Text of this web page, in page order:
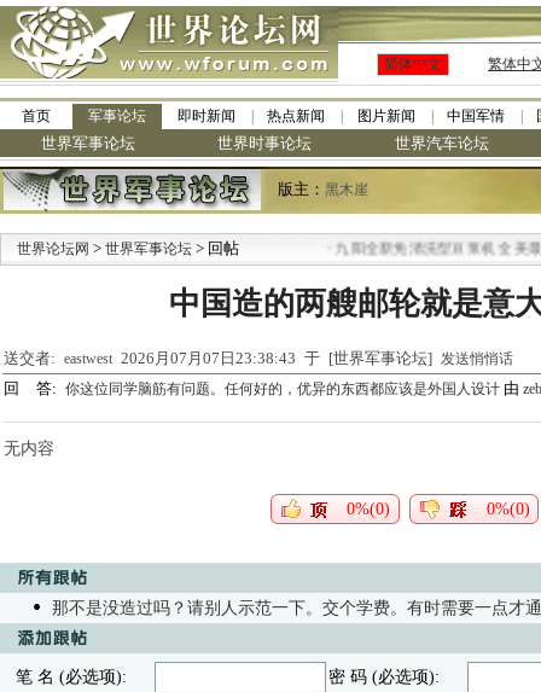
简体中文 繁体中
首页 军事论坛 即时新闻 热点新闻 图片新闻 中国军情
世界军事论坛 世界时事论坛 世界汽车论坛
版主： 黑木崖
世界论坛网 > 世界军事论坛 > 回帖 九阳全新免清洗型豆浆机 全美最低
中国造的两艘邮轮就是意
送交者: eastwest 2026月07月07日23:38:43 于 [世界军事论坛] 发送悄悄话
回 答: 你这位同学脑筋有问题。任何好的，优异的东西都应该是外国人设计 由
无内容
0%(0) 0%(0)
那不是没造过吗？请别人示范一下。交个学费。有时需要一点才
笔 名 (必选项):
密 码 (必选项):